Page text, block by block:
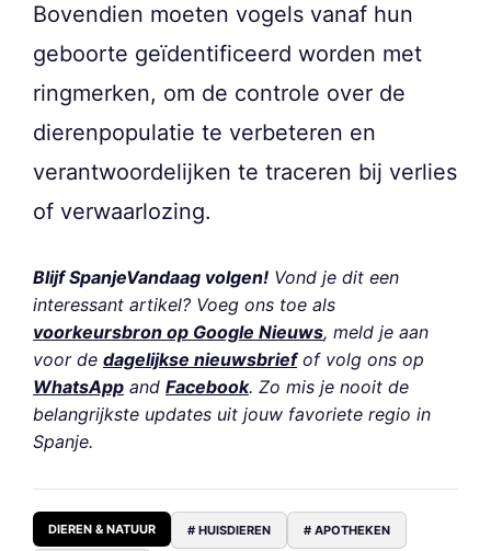
Bovendien moeten vogels vanaf hun
geboorte geïdentificeerd worden met
ringmerken, om de controle over de
dierenpopulatie te verbeteren en
verantwoordelijken te traceren bij verlies
of verwaarlozing.
Blijf SpanjeVandaag volgen! Vond je dit een
interessant artikel? Voeg ons toe als
voorkeursbron op Google Nieuws, meld je aan
voor de dagelijkse nieuwsbriefof volg ons op
WhatsApp and Facebook. Zo mis je nooit de
belangrijkste updates uit jouw favoriete regio in
Spanje.
DIEREN & NATUUR # HUISDIEREN # APOTHEKEN